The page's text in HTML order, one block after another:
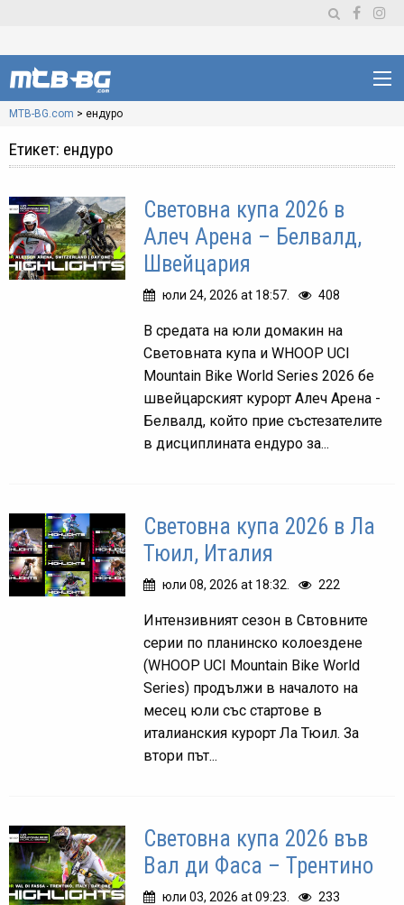
MTB-BG.com > ендуро
Етикет: ендуро
Световна купа 2026 в
Алеч Арена – Белвалд,
Швейцария
юли 24, 2026 at 18:57. 408
В средата на юли домакин на
Световната купа и WHOOP UCI
Mountain Bike World Series 2026 бе
швейцарският курорт Алеч Арена -
Белвалд, който прие състезателите
в дисциплината ендуро за...
Световна купа 2026 в Ла
Тюил, Италия
юли 08, 2026 at 18:32. 222
Интензивният сезон в Свтовните
серии по планинско колоездене
(WHOOP UCI Mountain Bike World
Series) продължи в началото на
месец юли със стартове в
италианския курорт Ла Тюил. За
втори път...
Световна купа 2026 във
Вал ди Фаса – Трентино
юли 03, 2026 at 09:23. 233